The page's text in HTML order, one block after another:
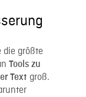
die größte
Tools zu
Text groß.